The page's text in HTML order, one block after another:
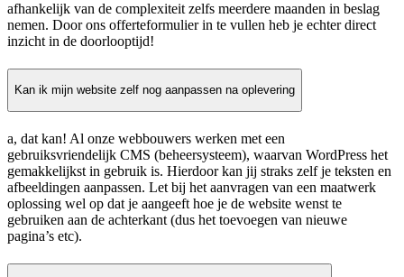
afhankelijk van de complexiteit zelfs meerdere maanden in beslag
nemen. Door ons offerteformulier in te vullen heb je echter direct
inzicht in de doorlooptijd!
Kan ik mijn website zelf nog aanpassen na oplevering
a, dat kan! Al onze webbouwers werken met een
gebruiksvriendelijk CMS (beheersysteem), waarvan WordPress het
gemakkelijkst in gebruik is. Hierdoor kan jij straks zelf je teksten en
afbeeldingen aanpassen. Let bij het aanvragen van een maatwerk
oplossing wel op dat je aangeeft hoe je de website wenst te
gebruiken aan de achterkant (dus het toevoegen van nieuwe
pagina’s etc).